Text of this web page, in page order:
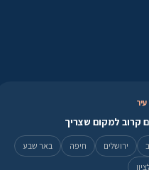
קרוב למקום שצריך
ירושלים חיפה
באר שבע